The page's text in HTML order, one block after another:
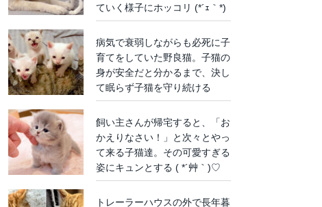
ていく様子にホッコリ (*´ｪ｀*)
病気で衰弱しながらも必死に子
育てをしていた野良猫。子猫の
身が安全だと分かるまで、決し
て眠らず子猫を守り続ける
飼い主さんが帰宅すると、「お
かえりなさい！」と次々とやっ
て来る子猫達。その可愛すぎる
姿にキュンとする ( *´艸｀)♡
トレーラーハウスの外で長年暮